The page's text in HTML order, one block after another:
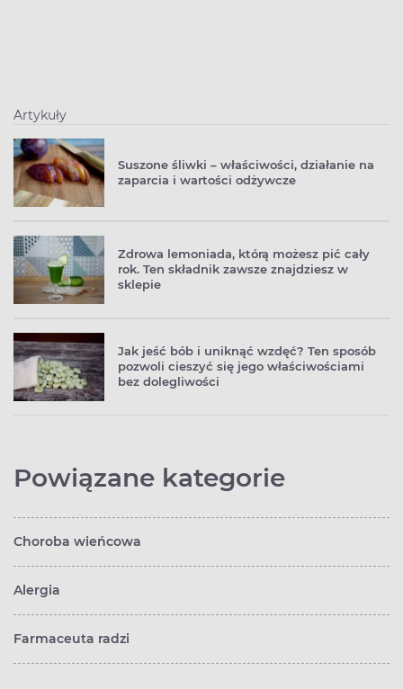
Artykuły
Suszone śliwki – właściwości, działanie na
zaparcia i wartości odżywcze
Zdrowa lemoniada, którą możesz pić cały
rok. Ten składnik zawsze znajdziesz w
sklepie
Jak jeść bób i uniknąć wzdęć? Ten sposób
pozwoli cieszyć się jego właściwościami
bez dolegliwości
Powiązane kategorie
Choroba wieńcowa
Alergia
Farmaceuta radzi